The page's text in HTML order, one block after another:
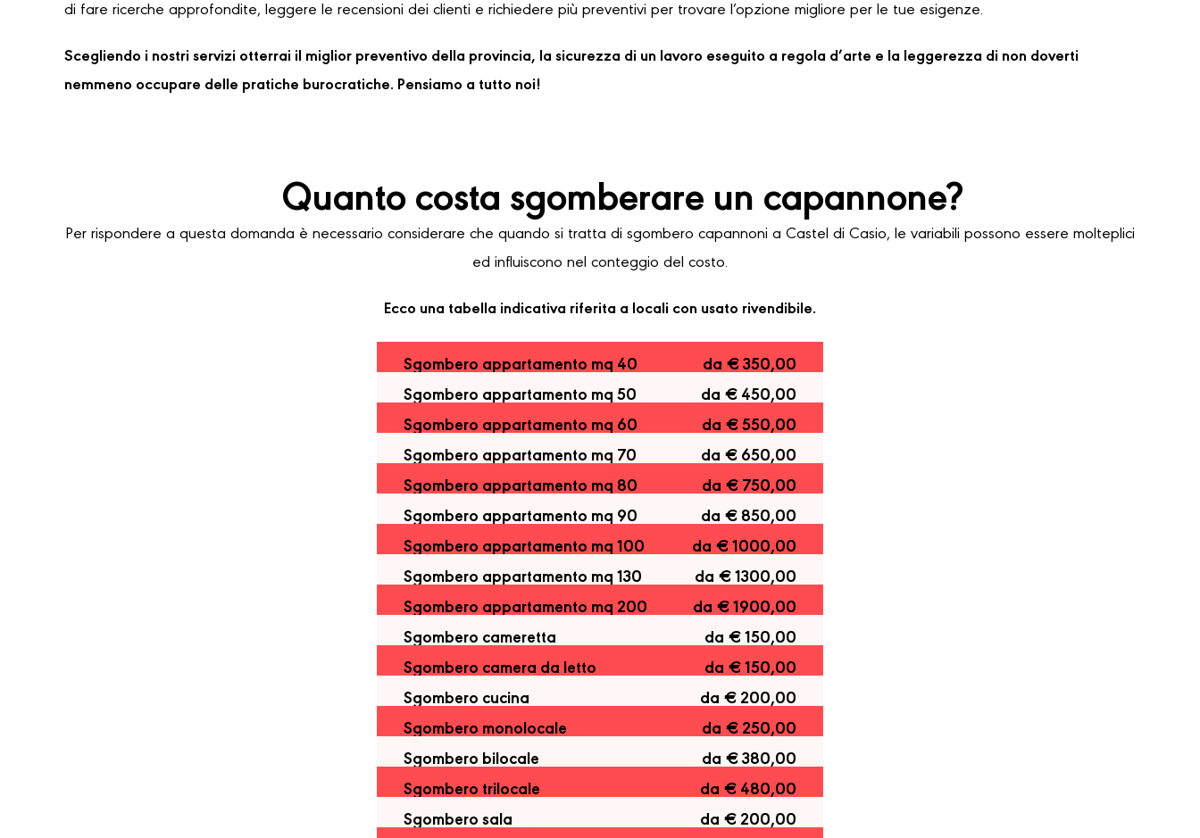
di fare ricerche approfondite, leggere le recensioni dei clienti e richiedere più preventivi per trovare l’opzione migliore per le tue esigenze.
Scegliendo i nostri servizi otterrai il miglior preventivo della provincia, la sicurezza di un lavoro eseguito a regola d’arte e la leggerezza di non doverti
nemmeno occupare delle pratiche burocratiche. Pensiamo a tutto noi!
Quanto costa sgomberare un capannone?
Per rispondere a questa domanda è necessario considerare che quando si tratta di sgombero capannoni a Castel di Casio, le variabili possono essere molteplici
ed influiscono nel conteggio del costo.
Ecco una tabella indicativa riferita a locali con usato rivendibile.
Sgombero appartamento mq 40
da € 350,00
Sgombero appartamento mq 50
da € 450,00
Sgombero appartamento mq 60
da € 550,00
Sgombero appartamento mq 70
da € 650,00
Sgombero appartamento mq 80
da € 750,00
Sgombero appartamento mq 90
da € 850,00
Sgombero appartamento mq 100
da € 1000,00
Sgombero appartamento mq 130
da € 1300,00
Sgombero appartamento mq 200
da € 1900,00
Sgombero cameretta
da € 150,00
Sgombero camera da letto
da € 150,00
Sgombero cucina
da € 200,00
Sgombero monolocale
da € 250,00
Sgombero bilocale
da € 380,00
Sgombero trilocale
da € 480,00
Sgombero sala
da € 200,00